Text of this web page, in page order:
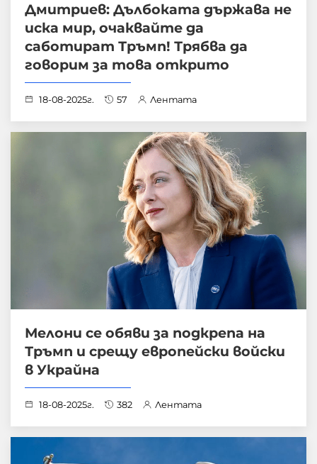
Дмитриев: Дълбоката държава не
иска мир, очаквайте да
саботират Тръмп! Трябва да
говорим за това открито
18-08-2025г. 57 Лентата
Мелони се обяви за подкрепа на
Тръмп и срещу европейски войски
в Украйна
18-08-2025г. 382 Лентата